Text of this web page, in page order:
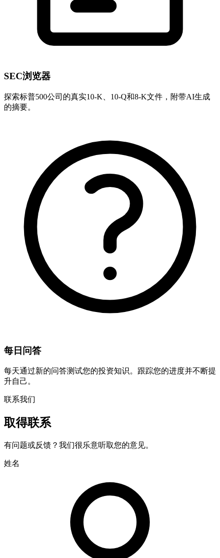
SEC浏览器
探索标普500公司的真实10-K、10-Q和8-K文件，附带AI生成
的摘要。
每日问答
每天通过新的问答测试您的投资知识。跟踪您的进度并不断提
升自己。
联系我们
取得联系
有问题或反馈？我们很乐意听取您的意见。
姓名